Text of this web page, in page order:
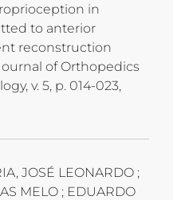
in
to anterior
reconstruction
of Orthopedics
v. 5, p. 014-023,
JOSÉ LEONARDO ;
MELO ; EDUARDO